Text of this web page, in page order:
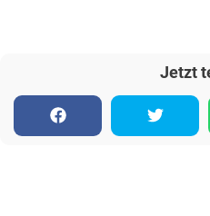
Jetzt